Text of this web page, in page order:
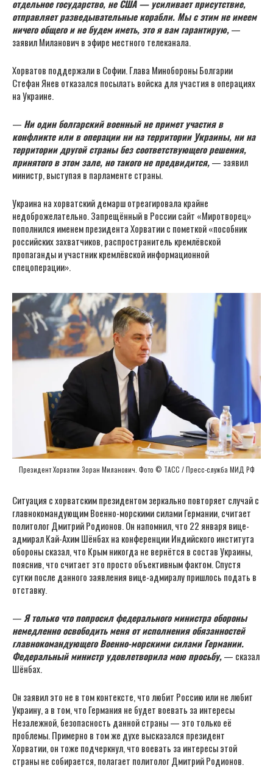
отдельное государство, не США — усиливает присутствие,
отправляет разведывательные корабли. Мы с этим не имеем
ничего общего и не будем иметь, это я вам гарантирую,—
заявил Миланович в эфире местного телеканала.
Хорватов поддержали в Софии. Глава Минобороны Болгарии
Стефан Янев отказался посылать войска для участия в операциях
на Украине.
— Ни один болгарский военный не примет участия в
конфликте или в операции ни на территории Украины, ни на
территории другой страны без соответствующего решения,
принятого в этом зале, но такого не предвидится,— заявил
министр, выступая в парламенте страны.
Украина на хорватский демарш отреагировала крайне
недоброжелательно. Запрещённый в России сайт «Миротворец»
пополнился именем президента Хорватии с пометкой «пособник
российских захватчиков, распространитель кремлёвской
пропаганды и участник кремлёвской информационной
спецоперации».
Президент Хорватии Зоран Миланович. Фото © ТАСС / Пресс-служба МИД РФ
Ситуация с хорватским президентом зеркально повторяет случай с
главнокомандующим Военно-морскими силами Германии, считает
политолог Дмитрий Родионов. Он напомнил, что 22 января вице-
адмирал Кай-Ахим Шёнбах на конференции Индийского института
обороны сказал, что Крым никогда не вернётся в состав Украины,
пояснив, что считает это просто объективным фактом. Спустя
сутки после данного заявления вице-адмиралу пришлось подать в
отставку.
— Я только что попросил федерального министра обороны
немедленно освободить меня от исполнения обязанностей
главнокомандующего Военно-морскими силами Германии.
Федеральный министр удовлетворила мою просьбу,— сказал
Шёнбах.
Он заявил это не в том контексте, что любит Россию или не любит
Украину, а в том, что Германия не будет воевать за интересы
Незалежной, безопасность данной страны — это только её
проблемы. Примерно в том же духе высказался президент
Хорватии, он тоже подчеркнул, что воевать за интересы этой
страны не собирается, полагает политолог Дмитрий Родионов.